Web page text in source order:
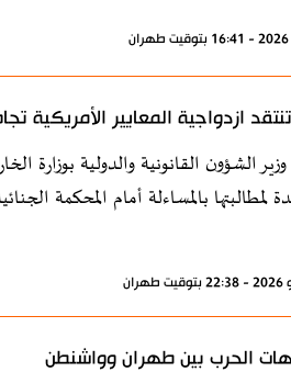
ازدواجية المعايير الأمريكية
الشؤون القانونية والدولية بوزارة
لمطالبتها بالمساءلة أمام المحكمة
الحرب بين طهران وواشنطن